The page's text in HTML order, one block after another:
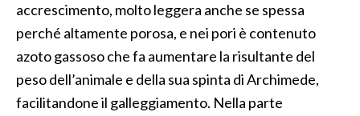
accrescimento, molto leggera anche se spessa
perché altamente porosa, e nei pori è contenuto
azoto gassoso che fa aumentare la risultante del
peso dell’animale e della sua spinta di Archimede,
facilitandone il galleggiamento. Nella parte